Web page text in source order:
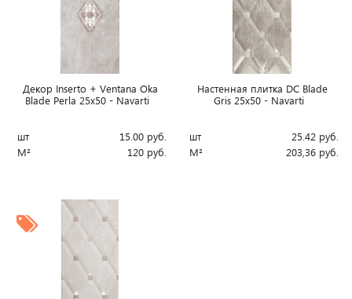
Декор Inserto + Ventana Oka
Blade Perla 25x50 - Navarti
шт 15.00 руб.
М²
120 руб.
Настенная плитка DC Blade
Gris 25x50 - Navarti
шт 25.42 руб.
М²
203,36 руб.